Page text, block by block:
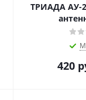
ТРИАДА АУ-
420